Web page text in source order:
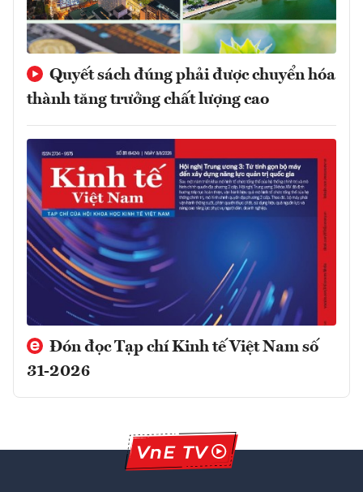
Quyết sách đúng phải được chuyển hóa
thành tăng trưởng chất lượng cao
Đón đọc Tạp chí Kinh tế Việt Nam số
31-2026